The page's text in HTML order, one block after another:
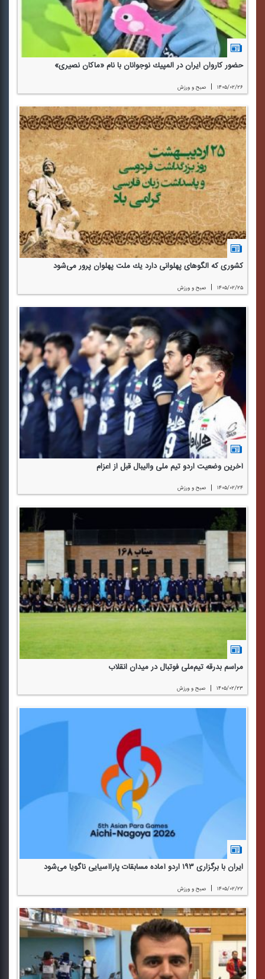
حضور كاروان ایران در المپیك نوجوانان با نام «ماكان نصیری»
۱۴۰۵/۰۲/۲۶ | صبح و ورزش
كشوری كه الگوهای پهلوانی دارد یك ملت پهلوان پرور می‌شود
۱۴۰۵/۰۲/۲۵ | صبح و ورزش
آخرین وضعیت اردو تیم ملی والیبال قبل از اعزام
۱۴۰۵/۰۲/۲۴ | صبح و ورزش
مراسم بدرقه تیم‌ملی فوتبال در میدان انقلاب
۱۴۰۵/۰۲/۲۳ | صبح و ورزش
ایران با برگزاری ۱۹۳ اردو آماده‌ مسابقات پاراآسیایی ناگویا می‌شود
۱۴۰۵/۰۲/۲۲ | صبح و ورزش